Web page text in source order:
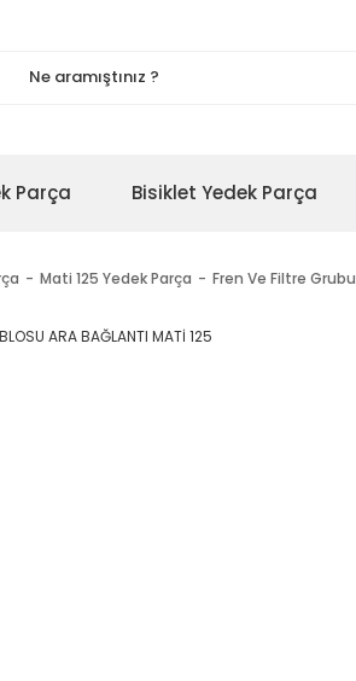
Parça Bisiklet Yedek Parça
Mati 125 Yedek Parça Fren Ve Filtre Grubu